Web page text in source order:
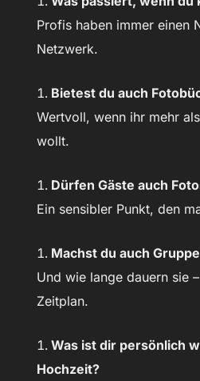
Profis haben immer einen
Netzwerk.
Bietest du auch
Wertvoll, wenn ihr mehr
wollt.
Dürfen Gäste auch
Ein sensibler Punkt, den
Machst du auch
Und wie lange dauern sie
Zeitplan.
Was ist dir persönlich
Hochzeit?